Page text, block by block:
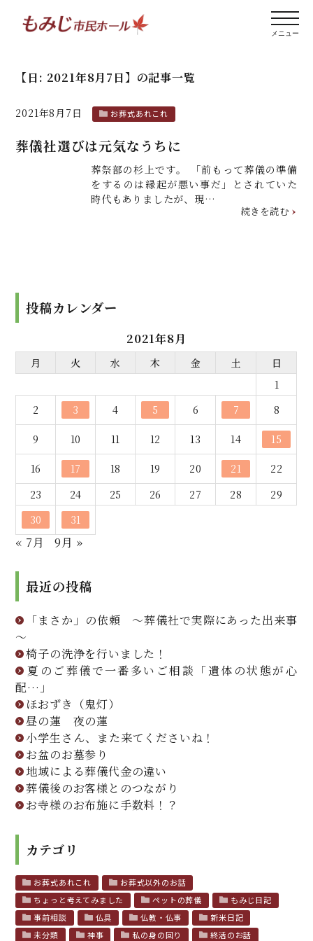
【日: 2021年8月7日】 の記事一覧
2021年8月7日 お葬式あれこれ
葬儀社選びは元気なうちに
葬祭部の杉上です。 「前もって葬儀の準備
をするのは縁起が悪い事だ」とされていた
時代もありましたが、現…
続きを読む
投稿カレンダー
2021年8月
月 火 水 木 金 土
日
1
2
3 4 5 6 7 8
9 10 11 12 13 14 15
16 17 18 19 20 21
22
23
24 25 26 27 28
29
30
31
« 7月 9月 »
最近の投稿
「まさか」の依頼 ～葬儀社で実際にあった出来事
～
椅子の洗浄を行いました！
夏のご葬儀で一番多いご相談「遺体の状態が心
配…」
ほおずき（鬼灯）
昼の蓮 夜の蓮
小学生さん、また来てくださいね！
お盆のお墓参り
地域による葬儀代金の違い
葬儀後のお客様とのつながり
お寺様のお布施に手数料！？
カテゴリ
お葬式あれこれ
お葬式以外のお話
ちょっと考えてみました
ペットの葬儀
もみじ日記
事前相談
仏具 仏教・仏事
新米日記
未分類
神事 私の身の回り 終活のお話